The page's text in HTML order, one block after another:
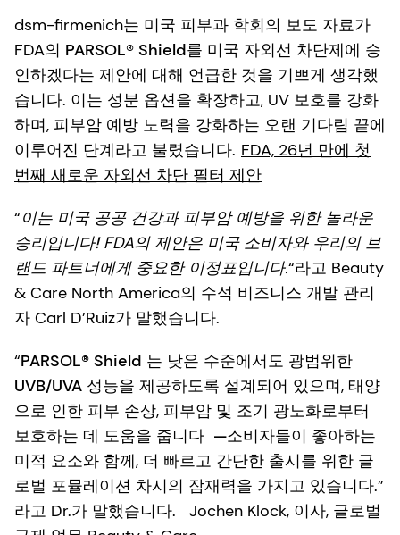
dsm-firmenich는 미국 피부과 학회의 보도 자료가
FDA의 PARSOL® Shield를 미국 자외선 차단제에 승
인하겠다는 제안에 대해 언급한 것을 기쁘게 생각했
습니다. 이는 성분 옵션을 확장하고, UV 보호를 강화
하며, 피부암 예방 노력을 강화하는 오랜 기다림 끝에
이루어진 단계라고 불렸습니다. FDA, 26년 만에 첫
번째 새로운 자외선 차단 필터 제안
“이는 미국 공공 건강과 피부암 예방을 위한 놀라운
승리입니다!FDA의 제안은 미국 소비자와 우리의 브
랜드 파트너에게 중요한 이정표입니다.“라고 Beauty
& Care North America의 수석 비즈니스 개발 관리
자 Carl D’Ruiz가 말했습니다.
“PARSOL® Shield 는 낮은 수준에서도 광범위한
UVB/UVA 성능을 제공하도록 설계되어 있으며, 태양
으로 인한 피부 손상, 피부암 및 조기 광노화로부터
보호하는 데 도움을 줍니다 —소비자들이 좋아하는
미적 요소와 함께, 더 빠르고 간단한 출시를 위한 글
로벌 포뮬레이션 차시의 잠재력을 가지고 있습니다.”
라고 Dr.가 말했습니다. Jochen Klock, 이사, 글로벌